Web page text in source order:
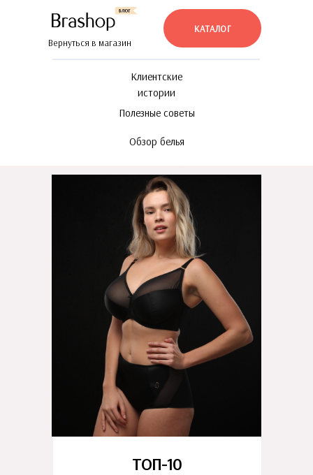
Вернуться в магазин
КАТАЛОГ
Клиентские
истории
Полезные советы
Обзор белья
ТОП-10